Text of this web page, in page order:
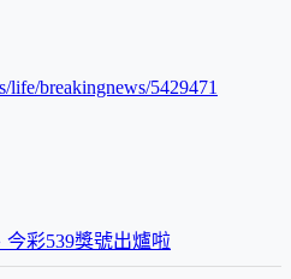
life/breakingnews/5429471
今彩539獎號出爐啦